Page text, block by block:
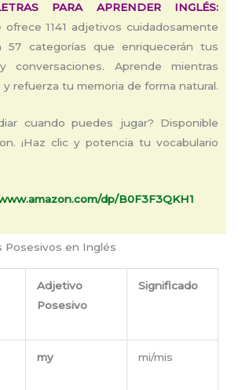
PARA APRENDER INGLÉS:
ofrece 1141 adjetivos cuidadosamente
57 categorías que enriquecerán tus
conversaciones. Aprende mientras
y refuerza tu memoria de forma natural.
cuando puedes jugar? Disponible
¡Haz clic y potencia tu vocabulario
dp/B0F3F3QKH1
Posesivos en Inglés
Adjetivo
Posesivo
Significado
my mi/mis